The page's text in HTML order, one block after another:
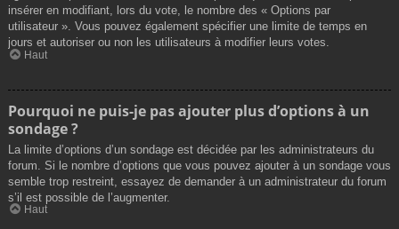
insérer en modifiant, lors du vote, le nombre des « Options par
utilisateur ». Vous pouvez également spécifier une limite de temps en
jours et autoriser ou non les utilisateurs à modifier leurs votes.
Haut
Pourquoi ne puis-je pas ajouter plus d’options à un
sondage ?
La limite d’options d’un sondage est décidée par les administrateurs du
forum. Si le nombre d’options que vous pouvez ajouter à un sondage vous
semble trop restreint, essayez de demander à un administrateur du forum
s’il est possible de l’augmenter.
Haut